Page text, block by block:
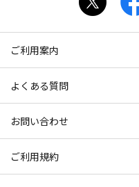
ご利用案内
よくある質問
お問い合わせ
ご利用規約